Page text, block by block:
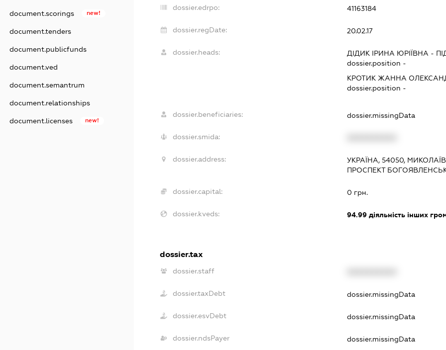
document.scorings new!
document.tenders
document.publicfunds
document.ved
document.semantrum
document.relationships
document.licenses new!
dossier.edrpo: 41163184
dossier.regDate: 20.02.17
dossier.heads: ДІДИК ІРИНА ЮРІЇВНА -
dossier.position -
КРОТИК ЖАННА
dossier.position -
dossier.beneficiaries: dossier.missingData
dossier.smida:
dossier.address:
УКРАЇНА, 54050,
ПРОСПЕКТ
dossier.capital: 0 грн.
dossier.kveds: 94.99 діяльність інших
dossier.tax
dossier.staff
dossier.taxDebt dossier.missingData
dossier.esvDebt dossier.missingData
dossier.ndsPayer dossier.missingData